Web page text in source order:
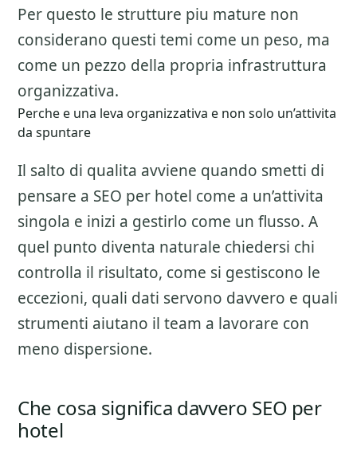
Per questo le strutture piu mature non
considerano questi temi come un peso, ma
come un pezzo della propria infrastruttura
organizzativa.
Perche e una leva organizzativa e non solo un’attivita
da spuntare
Il salto di qualita avviene quando smetti di
pensare a SEO per hotel come a un’attivita
singola e inizi a gestirlo come un flusso. A
quel punto diventa naturale chiedersi chi
controlla il risultato, come si gestiscono le
eccezioni, quali dati servono davvero e quali
strumenti aiutano il team a lavorare con
meno dispersione.
Che cosa significa davvero SEO per
hotel